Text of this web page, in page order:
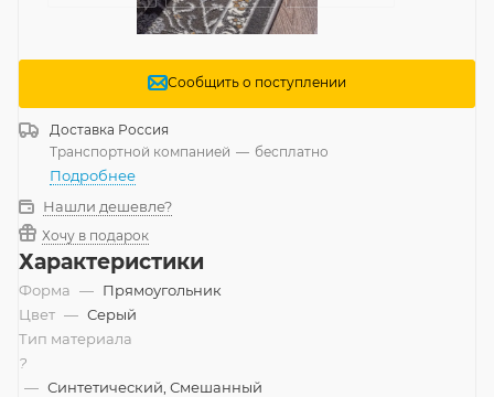
Сообщить о поступлении
Доставка Россия
Транспортной компанией — бесплатно
Подробнее
Нашли дешевле?
Хочу в подарок
Характеристики
Форма — Прямоугольник
Цвет — Серый
Тип материала
?
— Синтетический, Смешанный